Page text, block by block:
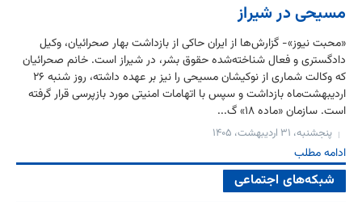
مسیحی در شیراز
«محبت نیوز»- گزارش‌ها از ایران حاکی از بازداشت بهار صحرائیان، وکیل
دادگستری و فعال شناخته‌شده حقوق بشر، در شیراز است. خانم صحرائیان
که وکالت شماری از نوکیشان مسیحی را نیز بر عهده داشته، روز شنبه ۲۶
اردیبهشت‌ماه بازداشت و سپس با اتهامات امنیتی مورد بازپرسی قرار گرفته
است. سازمان «ماده ۱۸» گ...
پنجشنبه، ۳۱ اردیبهشت، ۱۴۰۵
ادامه مطلب
شبکه‌های اجتماعی